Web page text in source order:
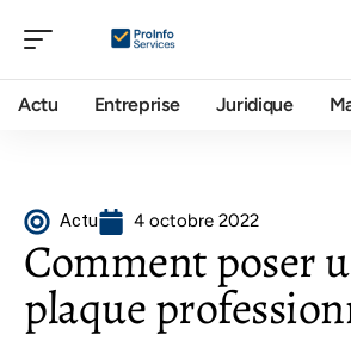
Actu Entreprise Juridique
Actu 4 octobre 2022
Comment poser
plaque